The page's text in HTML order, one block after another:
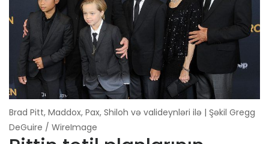
Brad Pitt, Maddox, Pax, Shiloh və valideynləri ilə | Şəkil Gregg
DeGuire / WireImage